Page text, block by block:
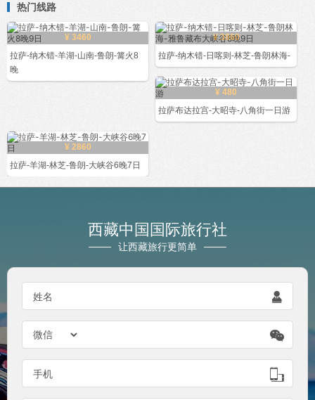
热门线路
¥ 3460
拉萨-纳木错-羊湖-山南-鲁朗-篝火8
晚
¥ 3860
拉萨-纳木错-日喀则-林芝-鲁朗林海-
¥ 480
拉萨布达拉宫-大昭寺-八角街一日游
¥ 2860
拉萨-羊湖-林芝-鲁朗-大峡谷6晚7日
西藏中国国际旅行社
让西藏旅行更简单
姓名 

手机 